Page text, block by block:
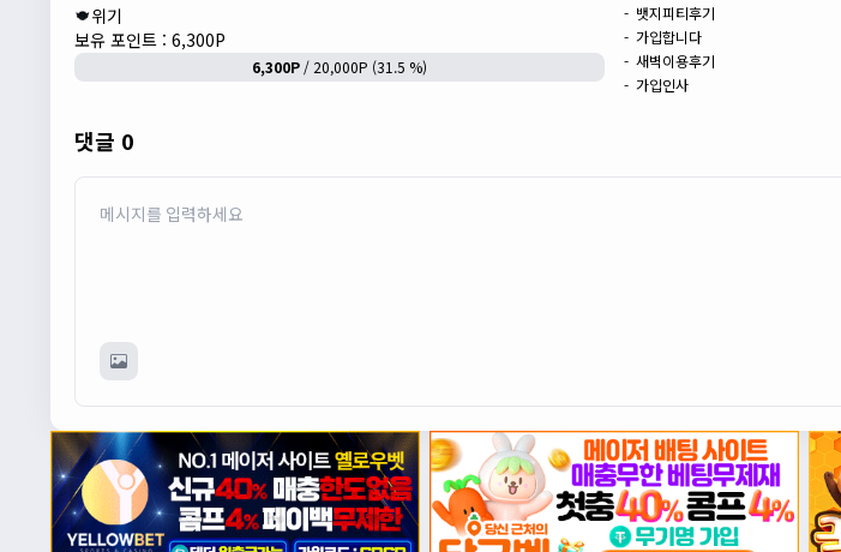
위기
보유 포인트 : 6,300P
6,300P / 20,000P (31.5 %)
- 뱃지피티후기
- 가입합니다
- 새벽이용후기
- 가입인사
댓글 0